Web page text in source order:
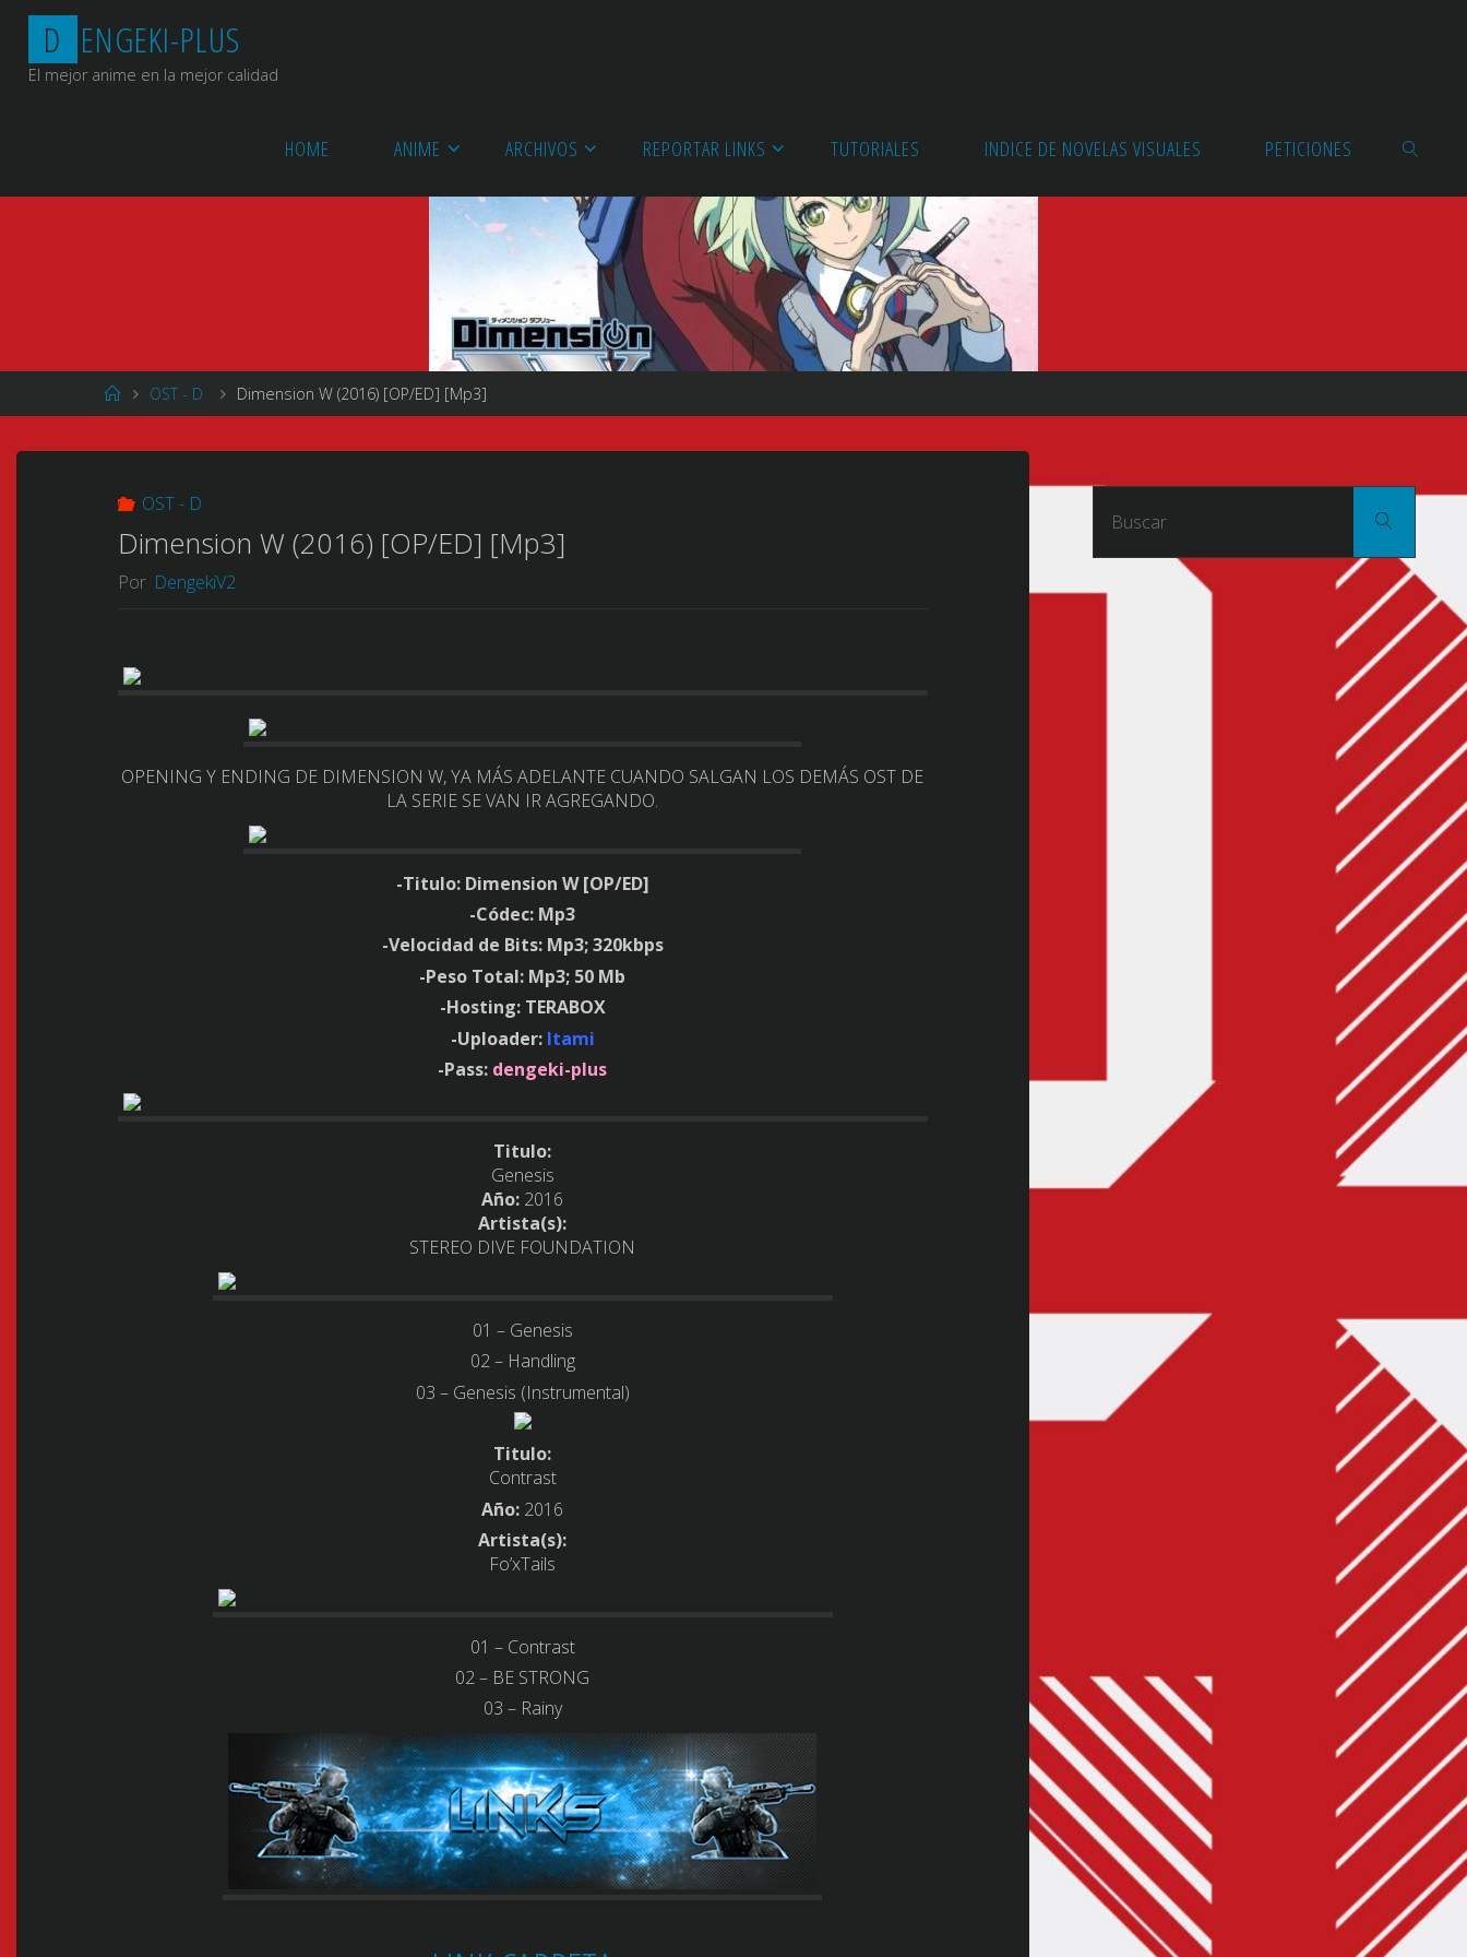
Saltar
contenido
D ENGEKI-PLUS
El mejor anime en la mejor calidad
HOME ANIME ARCHIVOS REPORTAR LINKS TUTORIALES INDICE DE NOVELAS VISUALES PETICIONES
Página
de
OST - D Dimension W (2016) [OP/ED] [Mp3]
OST - D
Dimension W (2016) [OP/ED] [Mp3]
Por DengekiV2
OPENING Y ENDING DE DIMENSION W, YA MÁS ADELANTE CUANDO SALGAN LOS DEMÁS OST DE
LA SERIE SE VAN IR AGREGANDO.
-Titulo: Dimension W [OP/ED]
-Códec: Mp3
-Velocidad de Bits: Mp3; 320kbps
-Peso Total: Mp3; 50 Mb
-Hosting: TERABOX
-Uploader: Itami
-Pass: dengeki-plus
Titulo:
Genesis
Año: 2016
Artista(s):
STEREO DIVE FOUNDATION
01 – Genesis
02 – Handling
03 – Genesis (Instrumental)
Titulo:
Contrast
Año: 2016
Artista(s):
Fo’xTails
01 – Contrast
02 – BE STRONG
03 – Rainy
Buscar